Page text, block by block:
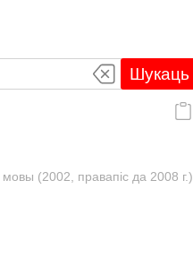
Шукаць
(2002, правапіс да 2008 г.)